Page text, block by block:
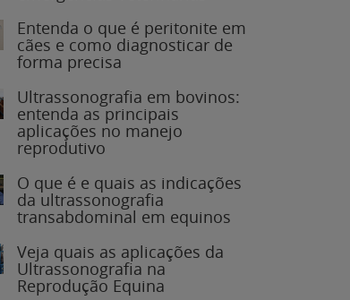
Entenda o que é peritonite em
cães e como diagnosticar de
forma precisa
Ultrassonografia em bovinos:
entenda as principais
aplicações no manejo
reprodutivo
O que é e quais as indicações
da ultrassonografia
transabdominal em equinos
Veja quais as aplicações da
Ultrassonografia na
Reprodução Equina